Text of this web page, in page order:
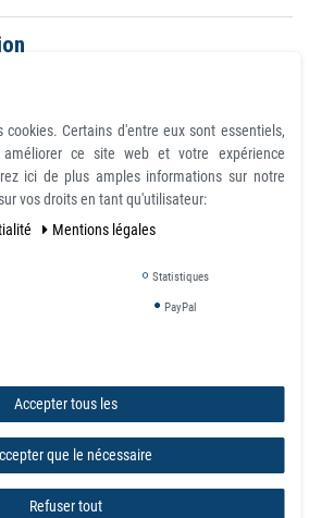
hauteur 10 mm Néodyme N40 (NdFeB)
(parallèle à la hauteur)
s'écailler et se briser, mais s'ils sont utilisés
toute une vie
parentale requise
Certains d'entre eux sont essentiels,
ce site web et votre expérience
ici de plus amples informations sur notre
vos droits en tant qu'utilisateur:
Mentions légales
Statistiques
PayPal
Accepter tous les
que le nécessaire
Refuser tout